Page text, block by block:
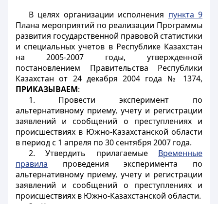
В целях организации исполнения пункта 9
Плана мероприятий по реализации Программы
развития государственной правовой статистики
и специальных учетов в Республике Казахстан
на 2005-2007 годы, утвержденной
постановлением Правительства Республики
Казахстан от 24 декабря 2004 года № 1374,
ПРИКАЗЫВАЕМ:
1. Провести эксперимент по
альтернативному приему, учету и регистрации
заявлений и сообщений о преступлениях и
происшествиях в Южно-Казахстанской области
в период с 1 апреля по 30 сентября 2007 года.
2. Утвердить прилагаемые Временные
правила проведения эксперимента по
альтернативному приему, учету и регистрации
заявлений и сообщений о преступлениях и
происшествиях в Южно-Казахстанской области.